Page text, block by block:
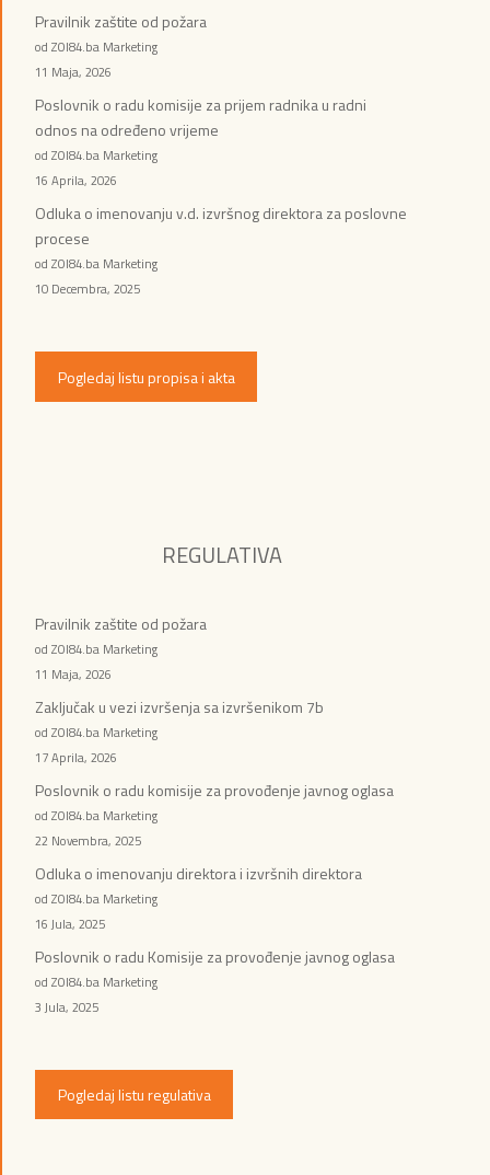
Pravilnik zaštite od požara
od ZOI84.ba Marketing
11 Maja, 2026
Poslovnik o radu komisije za prijem radnika u radni
odnos na određeno vrijeme
od ZOI84.ba Marketing
16 Aprila, 2026
Odluka o imenovanju v.d. izvršnog direktora za poslovne
procese
od ZOI84.ba Marketing
10 Decembra, 2025
Pogledaj listu propisa i akta
REGULATIVA
Pravilnik zaštite od požara
od ZOI84.ba Marketing
11 Maja, 2026
Zaključak u vezi izvršenja sa izvršenikom 7b
od ZOI84.ba Marketing
17 Aprila, 2026
Poslovnik o radu komisije za provođenje javnog oglasa
od ZOI84.ba Marketing
22 Novembra, 2025
Odluka o imenovanju direktora i izvršnih direktora
od ZOI84.ba Marketing
16 Jula, 2025
Poslovnik o radu Komisije za provođenje javnog oglasa
od ZOI84.ba Marketing
3 Jula, 2025
Pogledaj listu regulativa